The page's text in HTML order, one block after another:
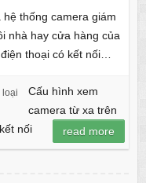
thống camera giám
nhà hay cửa hàng của
thoại có kết nối…
loại
Cấu hình xem
camera từ xa trên
nối
read more